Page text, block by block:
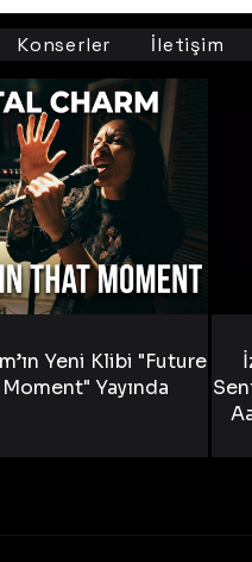
Konserler İletişim
Yeni Klibi "Future
Yayında